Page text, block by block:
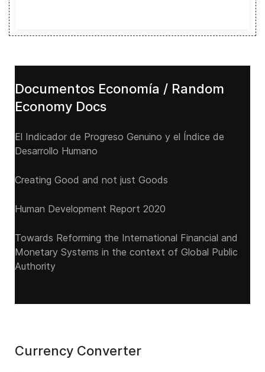
Documentos Economía / Random
Economy Docs
El Indicador de Progreso Genuino y el Índice de
Desarrollo Humano
Creating Good and not just Goods
Human Development Report 2020
Towards Reforming the International Financial and
Monetary Systems in the context of Global Public
Authority
Currency Converter